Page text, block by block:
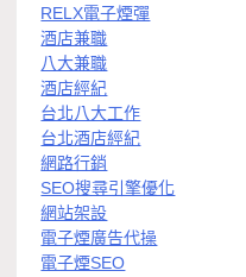
RELX電子煙彈
酒店兼職
八大兼職
酒店經紀
台北八大工作
台北酒店經紀
網路行銷
SEO搜尋引擎優化
網站架設
電子煙廣告代操
電子煙SEO